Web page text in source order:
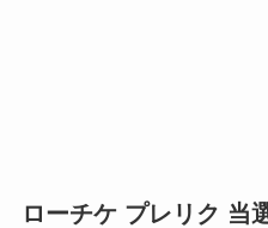
ローチケ プレリク 当